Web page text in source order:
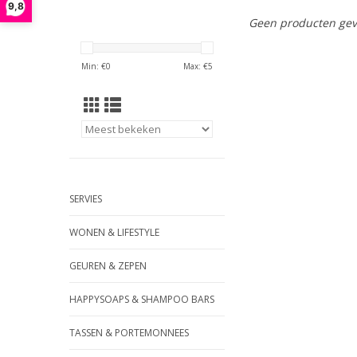
9,8
Min: €0 Max: €5
SERVIES
WONEN & LIFESTYLE
GEUREN & ZEPEN
HAPPYSOAPS & SHAMPOO BARS
TASSEN & PORTEMONNEES
Geen producten